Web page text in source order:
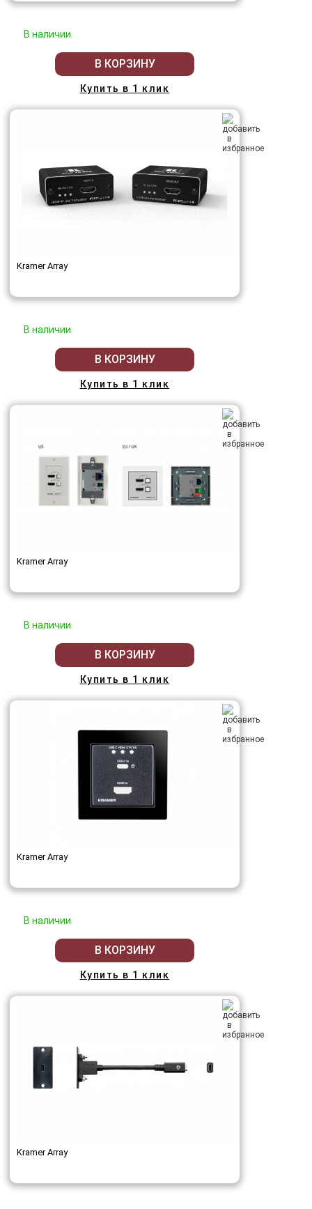
В наличии
В КОРЗИНУ
Купить в 1 клик
Kramer Array
В наличии
В КОРЗИНУ
Купить в 1 клик
Kramer Array
В наличии
В КОРЗИНУ
Купить в 1 клик
Kramer Array
В наличии
В КОРЗИНУ
Купить в 1 клик
Kramer Array